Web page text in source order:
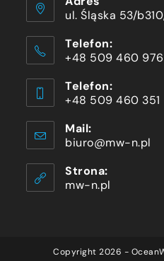
ul. Śląska 53/
Telefon:
+48 509 460 976
Telefon:
+48 509 460 351
Mail:
biuro@mw-n.pl
Strona:
mw-n.pl
Copyright 2026 -